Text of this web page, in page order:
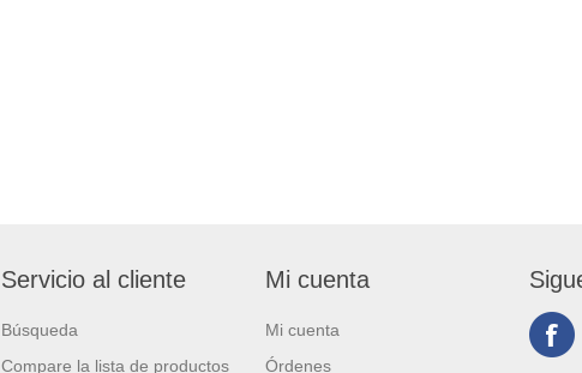
Servicio al cliente
Búsqueda
Compare la lista de productos
Mi cuenta
Mi cuenta
Órdenes